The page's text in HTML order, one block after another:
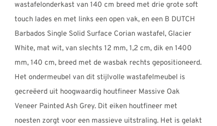
wastafelonderkast van 140 cm breed met drie grote soft
touch lades en met links een open vak, en een B DUTCH
Barbados Single Solid Surface Corian wastafel, Glacier
White, mat wit, van slechts 12 mm, 1,2 cm, dik en 1400
mm, 140 cm, breed met de wasbak rechts gepositioneerd.
Het ondermeubel van dit stijlvolle wastafelmeubel is
gecreëerd uit hoogwaardig houtfineer Massive Oak
Veneer Painted Ash Grey. Dit eiken houtfineer met
noesten zorgt voor een massieve uitstraling. Het is gelakt